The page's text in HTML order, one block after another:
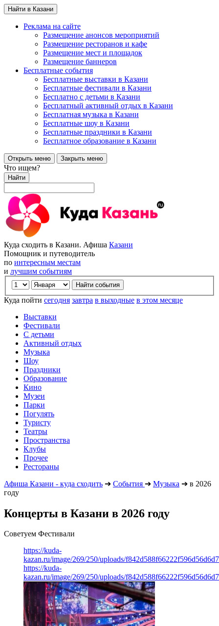
Найти в Казани
Реклама на сайте
Размещение анонсов мероприятий
Размещение ресторанов и кафе
Размещение мест и площадок
Размещение баннеров
Бесплатные события
Бесплатные выставки в Казани
Бесплатные фестивали в Казани
Бесплатно с детьми в Казани
Бесплатный активный отдых в Казани
Бесплатная музыка в Казани
Бесплатные шоу в Казани
Бесплатные праздники в Казани
Бесплатное образование в Казани
Открыть меню Закрыть меню
Что ищем?
Найти
Куда сходить в Казани. Афиша Казани
Помощник и путеводитель
по интересным местам
и лучшим событиям
Куда пойти сегодня завтра в выходные в этом месяце
Выставки
Фестивали
С детьми
Активный отдых
Музыка
Шоу
Праздники
Образование
Кино
Музеи
Парки
Погулять
Туристу
Театры
Пространства
Клубы
Прочее
Рестораны
Афиша Казани - куда сходить ➔ События ➔ Музыка ➔ в 2026
году
Концерты в Казани в 2026 году
Советуем Фестивали
https://kuda-
kazan.ru/image/269/250/uploads/
https://kuda-
kazan.ru/image/269/250/uploads/